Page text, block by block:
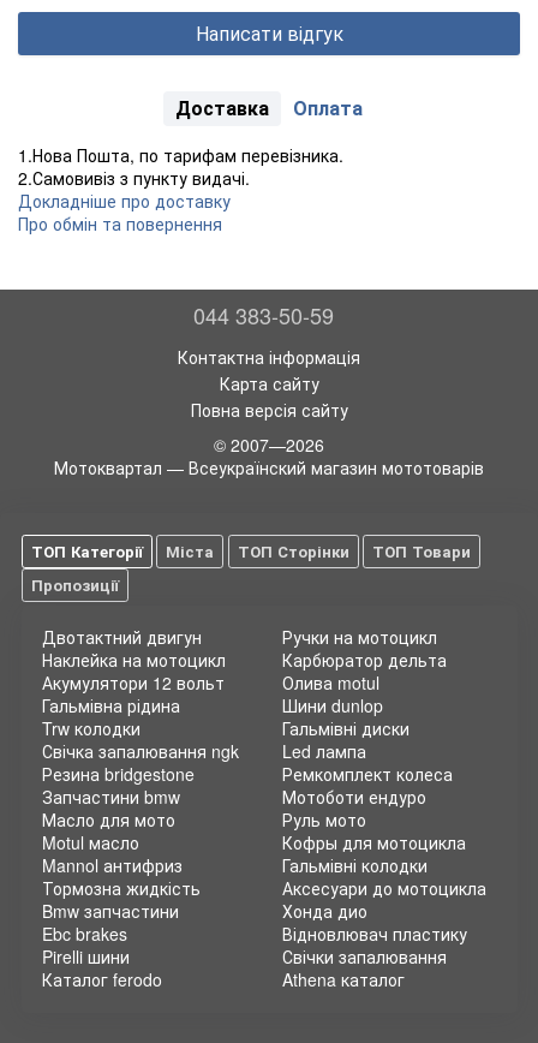
Написати відгук
Доставка Оплата
1.Нова Пошта, по тарифам перевізника.
2.Самовивіз з пункту видачі.
Докладніше про доставку
Про обмін та повернення
044 383-50-59
Контактна інформація
Карта сайту
Повна версія сайту
© 2007—2026
Мотоквартал — Всеукраїнский магазин мототоварів
ТОП Категорії Міста ТОП Сторінки
ТОП Товари
Пропозиції
Двотактний двигун
Наклейка на мотоцикл
Акумулятори 12 вольт
Гальмівна рідина
Trw колодки
Свічка запалювання ngk
Резина bridgestone
Запчастини bmw
Ручки на мотоцикл
Карбюратор дельта
Олива motul
Шини dunlop
Гальмівні диски
Led лампа
Ремкомплект колеса
Мотоботи ендуро
Масло для мото
Motul масло
Mannol антифриз
Тормозна жидкість
Bmw запчастини
Ebc brakes
Pirelli шини
Каталог ferodo
Руль мото
Кофры для мотоцикла
Гальмівні колодки
Аксесуари до мотоцикла
Хонда дио
Відновлювач пластику
Свічки запалювання
Athena каталог